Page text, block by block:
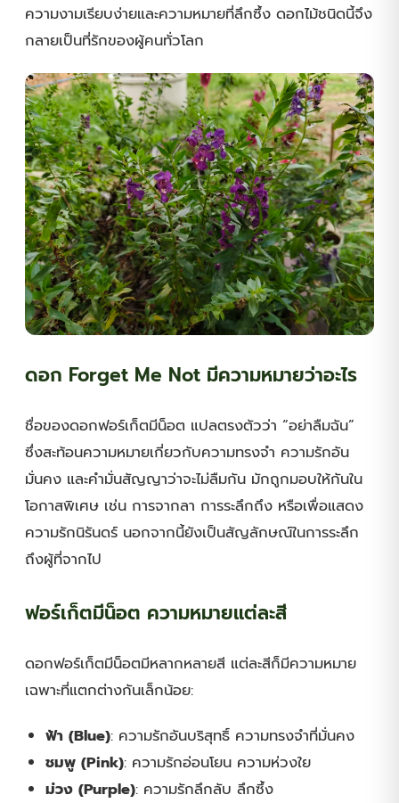
ความงามเรียบง่ายและความหมายที่ลึกซึ้ง ดอกไม้ชนิดนี้จึง
กลายเป็นที่รักของผู้คนทั่วโลก
ดอก Forget Me Not มีความหมายว่าอะไร
ชื่อของดอกฟอร์เก็ตมีน็อต แปลตรงตัวว่า “อย่าลืมฉัน”
ซึ่งสะท้อนความหมายเกี่ยวกับความทรงจำ ความรักอัน
มั่นคง และคำมั่นสัญญาว่าจะไม่ลืมกัน มักถูกมอบให้กันใน
โอกาสพิเศษ เช่น การจากลา การระลึกถึง หรือเพื่อแสดง
ความรักนิรันดร์ นอกจากนี้ยังเป็นสัญลักษณ์ในการระลึก
ถึงผู้ที่จากไป
ฟอร์เก็ตมีน็อต ความหมายแต่ละสี
ดอกฟอร์เก็ตมีน็อตมีหลากหลายสี แต่ละสีก็มีความหมาย
เฉพาะที่แตกต่างกันเล็กน้อย:
ฟ้า (Blue): ความรักอันบริสุทธิ์ ความทรงจำที่มั่นคง
ชมพู (Pink): ความรักอ่อนโยน ความห่วงใย
ม่วง (Purple): ความรักลึกลับ ลึกซึ้ง